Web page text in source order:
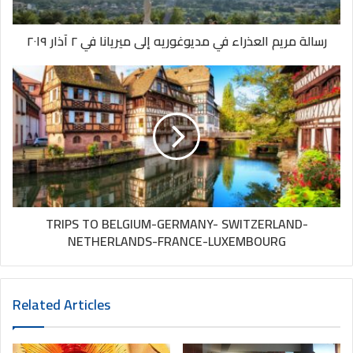
آمين.
اليوم الثاني:
أيها الآب السماوي، يا من فرّحت قلب يوسف، وهو الفقير بأصوات
الملائكة وزيارة الرعاة يوم ميلاد وحيدك على الأرض، نسألك بمحبته
وشفاعته أن تمنحنا الصبر في فقرنا والجهد في حياتنا، وتفرح أرواحنا
بحضورك ونعمتك، لنحيا رجاءنا المسيحي الذي يقودنا غلى المجد
الأبدي.
اليوم الثالث:
تخضعلشريعة التطهير، وقد أعطاك الاسم الأجمل يسوع، نسألك
رسالة مريم العذراء في مديوغوريه إلى ميريانا في ٢ آذار ٢٠١٩
TRIPS TO BELGIUM-GERMANY- SWITZERLAND-
NETHERLANDS-FRANCE-LUXEMBOURG
Related Articles